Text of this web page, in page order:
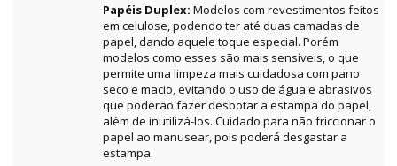
Papéis Duplex: Modelos com revestimentos feitos
em celulose, podendo ter até duas camadas de
papel, dando aquele toque especial. Porém
modelos como esses são mais sensíveis, o que
permite uma limpeza mais cuidadosa com pano
seco e macio, evitando o uso de água e abrasivos
que poderão fazer desbotar a estampa do papel,
além de inutilizá-los. Cuidado para não friccionar o
papel ao manusear, pois poderá desgastar a
estampa.